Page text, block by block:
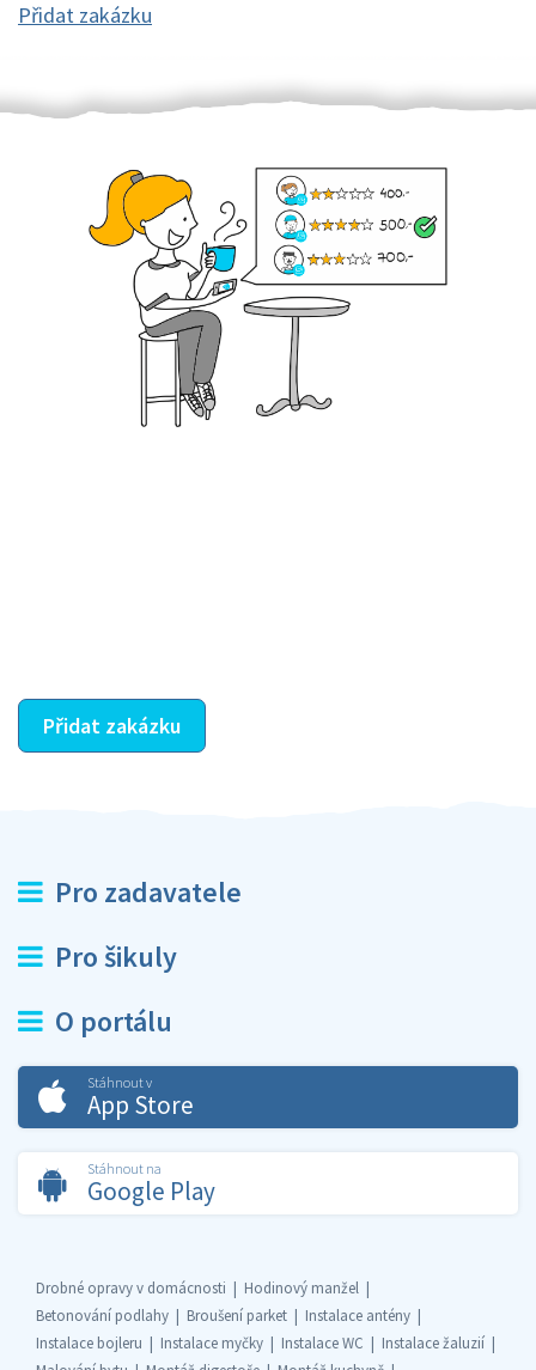
Přidat zakázku
Přidat zakázku
Pro zadavatele
Pro šikuly
O portálu
Stáhnout v
App Store
Stáhnout na
Google Play
Drobné opravy v domácnosti
Hodinový manžel
Betonování podlahy
Broušení parket
Instalace antény
Instalace bojleru
Instalace myčky Instalace WC
Instalace žaluzií